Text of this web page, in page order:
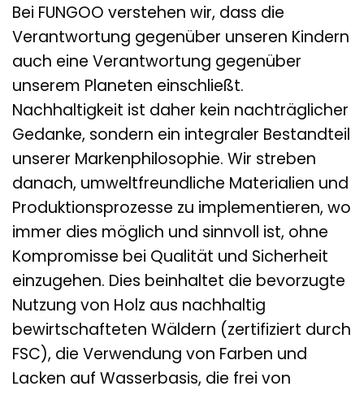
Bei FUNGOO verstehen wir, dass die
Verantwortung gegenüber unseren Kindern
auch eine Verantwortung gegenüber
unserem Planeten einschließt.
Nachhaltigkeit ist daher kein nachträglicher
Gedanke, sondern ein integraler Bestandteil
unserer Markenphilosophie. Wir streben
danach, umweltfreundliche Materialien und
Produktionsprozesse zu implementieren, wo
immer dies möglich und sinnvoll ist, ohne
Kompromisse bei Qualität und Sicherheit
einzugehen. Dies beinhaltet die bevorzugte
Nutzung von Holz aus nachhaltig
bewirtschafteten Wäldern (zertifiziert durch
FSC), die Verwendung von Farben und
Lacken auf Wasserbasis, die frei von